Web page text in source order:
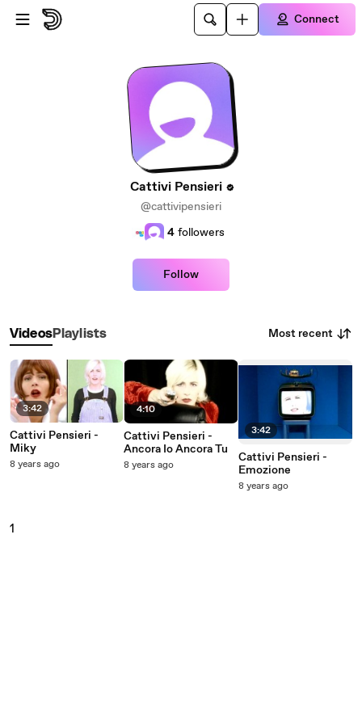
Skip to main content
Connect
Cattivi Pensieri
@cattivipensieri
4 followers
Follow
VideosPlaylists Most recent
3:42
Cattivi Pensieri -
Miky
8 years ago
4:10
Cattivi Pensieri -
Ancora Io Ancora Tu
8 years ago
3:42
Cattivi Pensieri -
Emozione
8 years ago
1